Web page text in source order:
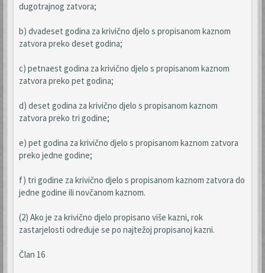
dugotrajnog zatvora;
b) dvadeset godina za krivično djelo s propisanom kaznom
zatvora preko deset godina;
c) petnaest godina za krivično djelo s propisanom kaznom
zatvora preko pet godina;
d) deset godina za krivično djelo s propisanom kaznom
zatvora preko tri godine;
e) pet godina za krivično djelo s propisanom kaznom zatvora
preko jedne godine;
f) tri godine za krivično djelo s propisanom kaznom zatvora do
jedne godine ili novčanom kaznom.
(2) Ako je za krivično djelo propisano više kazni, rok
zastarjelosti određuje se po najtežoj propisanoj kazni.
Član 16